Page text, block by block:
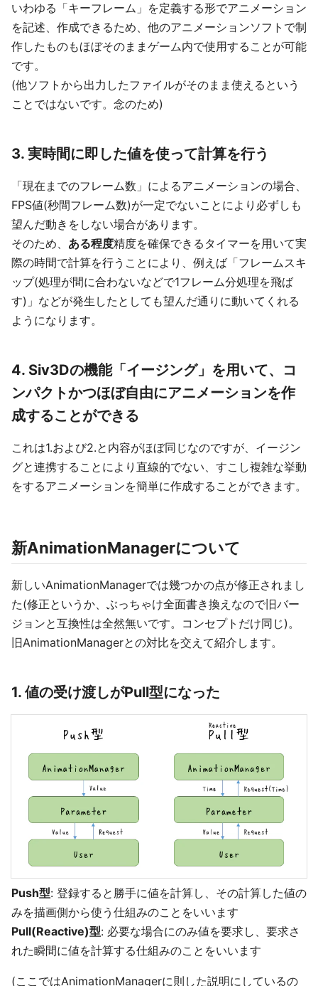
いわゆる「キーフレーム」を定義する形でアニメーション
を記述、作成できるため、他のアニメーションソフトで制
作したものもほぼそのままゲーム内で使用することが可能
です。
(他ソフトから出力したファイルがそのまま使えるという
ことではないです。念のため)
3. 実時間に即した値を使って計算を行う
「現在までのフレーム数」によるアニメーションの場合、
FPS値(秒間フレーム数)が一定でないことにより必ずしも
望んだ動きをしない場合があります。
そのため、 ある程度精度を確保できるタイマーを用いて実
際の時間で計算を行うことにより、例えば「フレームスキ
ップ(処理が間に合わないなどで1フレーム分処理を飛ば
す)」などが発生したとしても望んだ通りに動いてくれる
ようになります。
4. Siv3Dの機能「イージング」を用いて、コ
ンパクトかつほぼ自由にアニメーションを作
成することができる
これは1.および2.と内容がほぼ同じなのですが、イージン
グと連携することにより直線的でない、すこし複雑な挙動
をするアニメーションを簡単に作成することができます。
新AnimationManagerについて
新しいAnimationManagerでは幾つかの点が修正されまし
た(修正というか、ぶっちゃけ全面書き換えなので旧バー
ジョンと互換性は全然無いです。コンセプトだけ同じ)。
旧AnimationManagerとの対比を交えて紹介します。
1. 値の受け渡しがPull型になった
Push型: 登録すると勝手に値を計算し、その計算した値の
みを描画側から使う仕組みのことをいいます
Pull(Reactive)型: 必要な場合にのみ値を要求し、要求さ
れた瞬間に値を計算する仕組みのことをいいます
(ここではAnimationManagerに則した説明にしているの